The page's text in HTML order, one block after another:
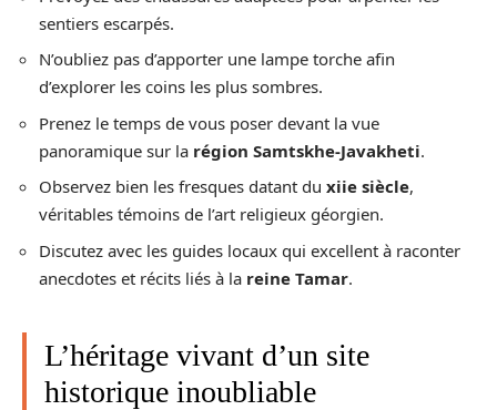
sentiers escarpés.
N’oubliez pas d’apporter une lampe torche afin
d’explorer les coins les plus sombres.
Prenez le temps de vous poser devant la vue
panoramique sur la région Samtskhe-Javakheti.
Observez bien les fresques datant du xiie siècle,
véritables témoins de l’art religieux géorgien.
Discutez avec les guides locaux qui excellent à raconter
anecdotes et récits liés à la reine Tamar.
L’héritage vivant d’un site
historique inoubliable